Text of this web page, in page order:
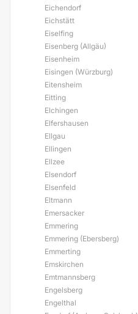
Eichendorf
Eichstätt
Eiselfing
Eisenberg (Allgäu)
Eisenheim
Eisingen (Würzburg)
Eitensheim
Eitting
Elchingen
Elfershausen
Ellgau
Ellingen
Ellzee
Elsendorf
Elsenfeld
Eltmann
Emersacker
Emmering
Emmering (Ebersberg)
Emmerting
Emskirchen
Emtmannsberg
Engelsberg
Engelthal